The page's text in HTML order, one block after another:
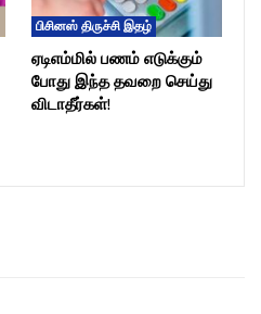
பிசினஸ் திருச்சி இதழ்
ஏடிஎம்மில் பணம் எடுக்கும்
போது இந்த தவறை செய்து
விடாதீர்கள்!